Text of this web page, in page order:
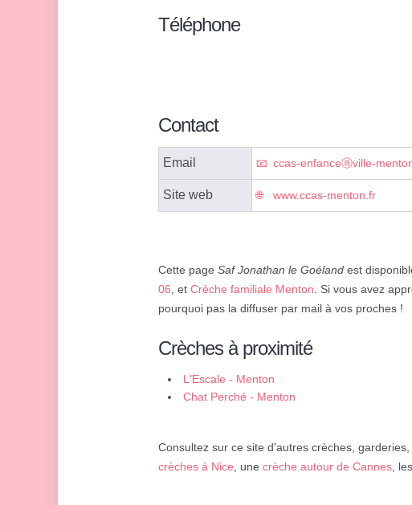
Téléphone
Contact
Email ccas-enfanceⓐville-
Site web www.ccas-menton.fr
Cette page Saf Jonathan le Goéland est
06, et Crèche familiale Menton. Si vous avez
pourquoi pas la diffuser par mail à vos proches !
Crèches à proximité
L'Escale - Menton
Chat Perché - Menton
Consultez sur ce site d'autres crèches,
crèches à Nice, une crèche autour de Cannes, les